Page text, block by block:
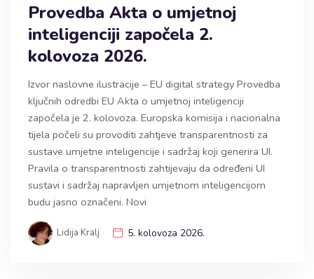
Provedba Akta o umjetnoj
inteligenciji započela 2.
kolovoza 2026.
Izvor naslovne ilustracije – EU digital strategy Provedba
ključnih odredbi EU Akta o umjetnoj inteligenciji
započela je 2. kolovoza. Europska komisija i nacionalna
tijela počeli su provoditi zahtjeve transparentnosti za
sustave umjetne inteligencije i sadržaj koji generira UI.
Pravila o transparentnosti zahtijevaju da određeni UI
sustavi i sadržaj napravljen umjetnom inteligencijom
budu jasno označeni. Novi
Lidija Kralj 5. kolovoza 2026.